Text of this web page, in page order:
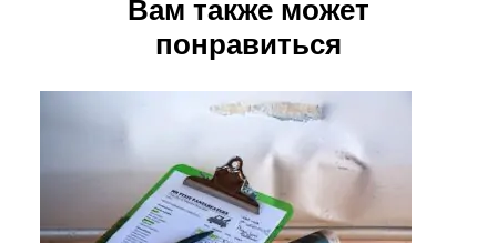
Вам также может
понравиться